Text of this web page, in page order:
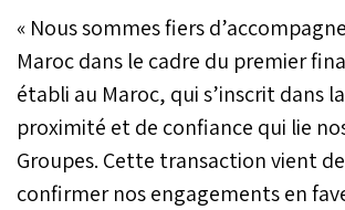
« Nous sommes fiers
Maroc dans le cadre du premier
établi au Maroc, qui s’inscrit dans
proximité et de confiance qui lie
Groupes. Cette transaction vient
confirmer nos engagements en